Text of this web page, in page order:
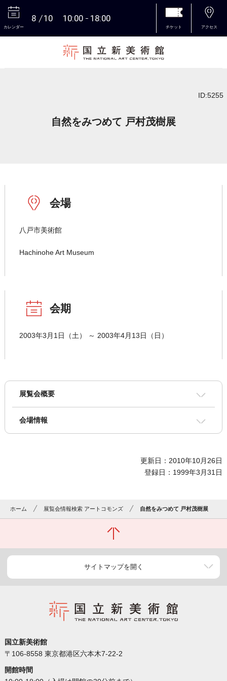
カレンダー
8 10 10:00 18:00
チケット アクセス
ID:5255
自然をみつめて 戸村茂樹展
会場
八戸市美術館
Hachinohe Art Museum
会期
2003年3月1日（土） ～ 2003年4月13日（日）
展覧会概要
会場情報
更新日：2010年10月26日
登録日：1999年3月31日
ホーム 展覧会情報検索 アートコモンズ 自然をみつめて 戸村茂樹展
サイトマップを開く
国立新美術館
〒106-8558 東京都港区六本木7-22-2
開館時間